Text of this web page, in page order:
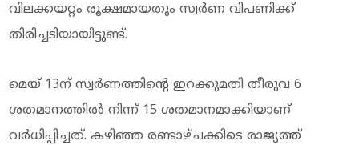
വിലക്കയറ്റം രൂക്ഷമായതും സ്വര്‍ണ വിപണിക്ക്
തിരിച്ചടിയായിട്ടുണ്ട്.
മെയ് 13ന് സ്വര്‍ണത്തിന്റെ ഇറക്കുമതി തീരുവ 6
ശതമാനത്തില്‍ നിന്ന് 15 ശതമാനമാക്കിയാണ്
വര്‍ധിപ്പിച്ചത്. കഴിഞ്ഞ രണ്ടാഴ്ചക്കിടെ രാജ്യത്ത്